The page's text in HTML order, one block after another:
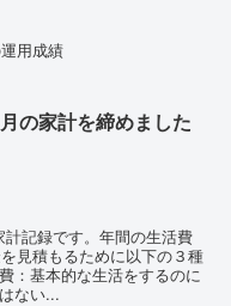
用成績
月の家計を締めました
記録です。年間の生活費
見積もるために以下の３種
：基本的な生活をするのに
ない...